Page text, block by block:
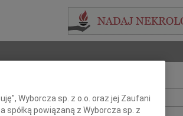
Imię i nazwisko lub numer ogłoszenia:
Wyborcza sp. z o.o. oraz jej Zaufani
spółką powiązaną z Wyborcza sp. z